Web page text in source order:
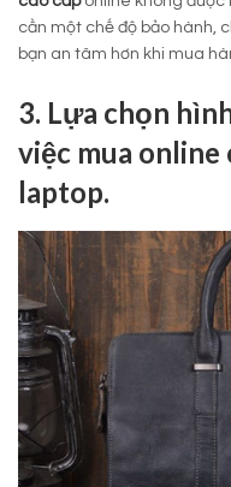
cần một chế độ bảo hành,
bạn an tâm hơn khi mua
3. Lựa chọn
việc mua
laptop.